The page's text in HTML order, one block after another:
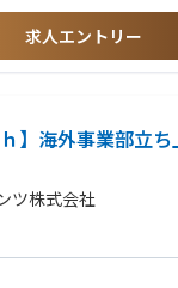
求人エントリー
】海外事業部立
ツ株式会社